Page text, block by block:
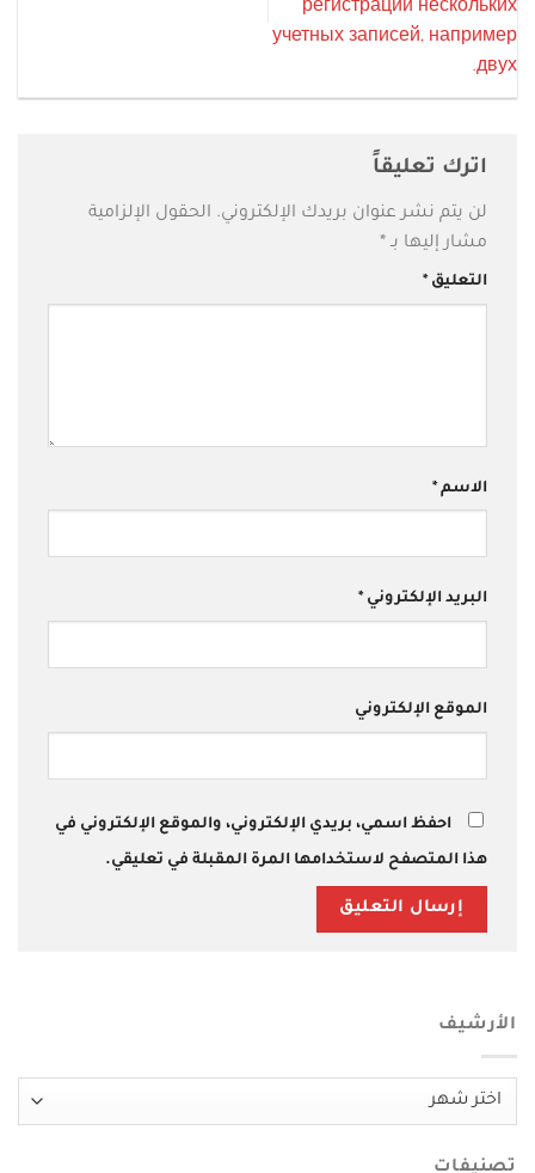
регистрации нескольких
учетных записей, например
двух.
اترك تعليقاً
لن يتم نشر عنوان بريدك الإلكتروني. الحقول الإلزامية
مشار إليها بـ *
التعليق*
الاسم*
البريد الإلكتروني *
الموقع الإلكتروني
احفظ اسمي، بريدي الإلكتروني، والموقع الإلكتروني في
هذا المتصفح لاستخدامها المرة المقبلة في تعليقي.
الأرشيف
الأرشيف
تصنيفات